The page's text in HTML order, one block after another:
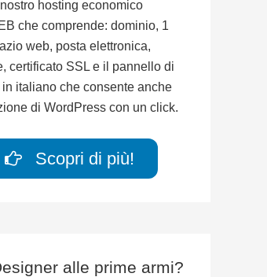
hosting economico
che comprende: dominio, 1
web, posta elettronica,
certificato SSL e il pannello di
italiano che consente anche
di WordPress con un click.
Scopri di più!
alle prime armi?